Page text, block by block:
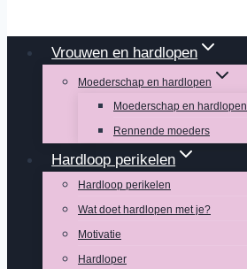
Vrouwen en hardlopen
Moederschap en hardlopen
Moederschap en hardlopen
Rennende moeders
Hardloop perikelen
Hardloop perikelen
Wat doet hardlopen met je?
Motivatie
Hardloper